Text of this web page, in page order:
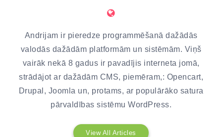
Andrijam ir pieredze programmēšanā dažādās
valodās dažādām platformām un sistēmām. Viņš
vairāk nekā 8 gadus ir pavadījis interneta jomā,
strādājot ar dažādām CMS, piemēram,: Opencart,
Drupal, Joomla un, protams, ar populārāko satura
pārvaldības sistēmu WordPress.
View All Articles